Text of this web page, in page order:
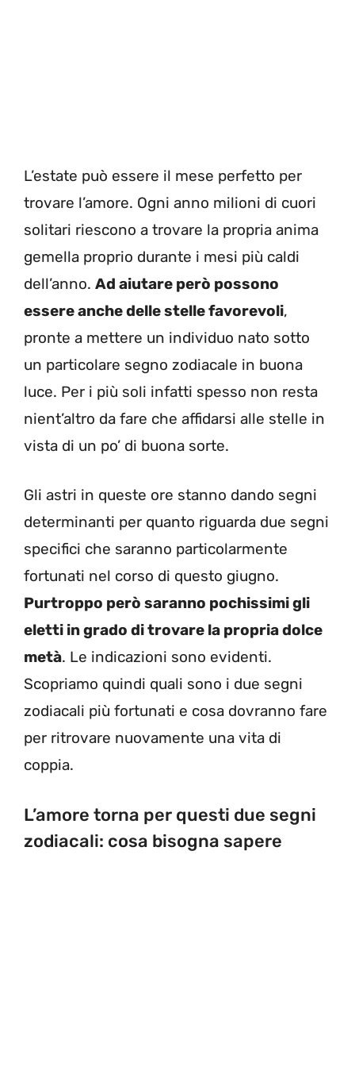
L’estate può essere il mese perfetto per
trovare l’amore. Ogni anno milioni di cuori
solitari riescono a trovare la propria anima
gemella proprio durante i mesi più caldi
dell’anno. Ad aiutare però possono
essere anche delle stelle favorevoli,
pronte a mettere un individuo nato sotto
un particolare segno zodiacale in buona
luce. Per i più soli infatti spesso non resta
nient’altro da fare che affidarsi alle stelle in
vista di un po’ di buona sorte.
Gli astri in queste ore stanno dando segni
determinanti per quanto riguarda due segni
specifici che saranno particolarmente
fortunati nel corso di questo giugno.
Purtroppo però saranno pochissimi gli
eletti in grado di trovare la propria dolce
metà. Le indicazioni sono evidenti.
Scopriamo quindi quali sono i due segni
zodiacali più fortunati e cosa dovranno fare
per ritrovare nuovamente una vita di
coppia.
L’amore torna per questi due segni
zodiacali: cosa bisogna sapere